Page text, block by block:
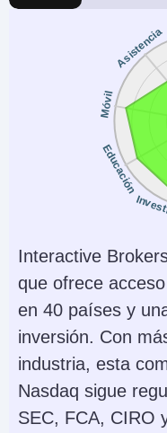
Educación
Móvil
Asistencia
Interactive
que ofrece
en 40 países y
inversión. Con
industria, esta
Nasdaq sigue
SEC, FCA, CIRO